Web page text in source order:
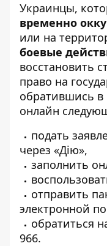
Украинцы,
временно
или на
боевые
восстановить
право на
обратившись в
онлайн
подать
через «Дію»,
заполнить
отправить
электронной
обратиться
966.